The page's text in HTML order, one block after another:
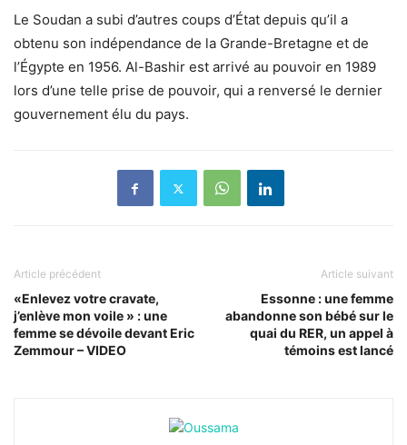
Le Soudan a subi d’autres coups d’État depuis qu’il a
obtenu son indépendance de la Grande-Bretagne et de
l’Égypte en 1956. Al-Bashir est arrivé au pouvoir en 1989
lors d’une telle prise de pouvoir, qui a renversé le dernier
gouvernement élu du pays.
Article précédent
«Enlevez votre cravate,
j’enlève mon voile » : une
femme se dévoile devant Eric
Zemmour – VIDEO
Article suivant
Essonne : une femme
abandonne son bébé sur le
quai du RER, un appel à
témoins est lancé